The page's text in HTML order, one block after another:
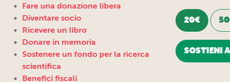
Fare una donazione libera
Diventare socio
Ricevere un libro
Donare in memoria
Sostenere un fondo per la ricerca
scientifica
Benefici fiscali
20€
SOSTIENI